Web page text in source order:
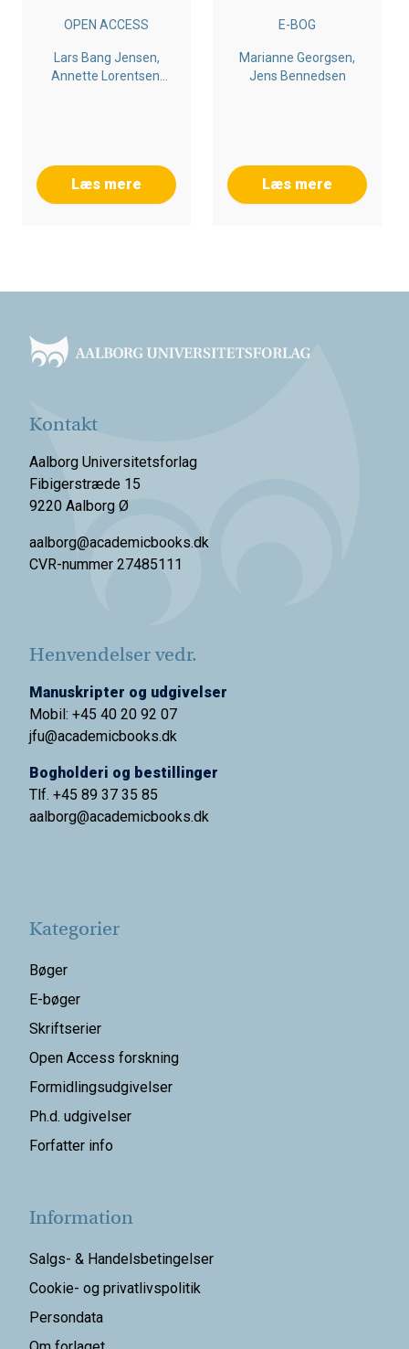
OPEN ACCESS
Lars Bang Jensen,
Annette Lorentsen,
Læs mere
E-BOG
Marianne Georgsen,
Jens Bennedsen
Læs mere
Kontakt
Aalborg Universitetsforlag
Fibigerstræde 15
9220 Aalborg Ø
aalborg@academicbooks.dk
CVR-nummer 27485111
Henvendelser vedr.
Manuskripter og udgivelser
Mobil: +45 40 20 92 07
jfu@academicbooks.dk
Bogholderi og bestillinger
Tlf. +45 89 37 35 85
aalborg@academicbooks.dk
Kategorier
Bøger
E-bøger
Skriftserier
Open Access forskning
Formidlingsudgivelser
Ph.d. udgivelser
Forfatter info
Information
Salgs- & Handelsbetingelser
Cookie- og privatlivspolitik
Persondata